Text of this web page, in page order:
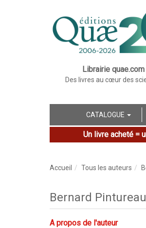
Librairie quae.com
Des livres au cœur des
CATALOGUE
Un livre acheté =
Accueil Tous les auteurs
Bernard Pintureau
A propos de l'auteur